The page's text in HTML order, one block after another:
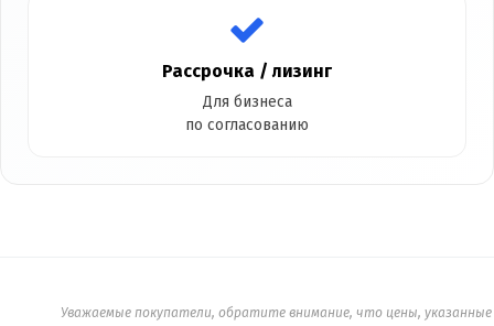
Рассрочка / лизинг
Для бизнеса
по согласованию
Уважаемые покупатели, обратите внимание, что цены, указанные